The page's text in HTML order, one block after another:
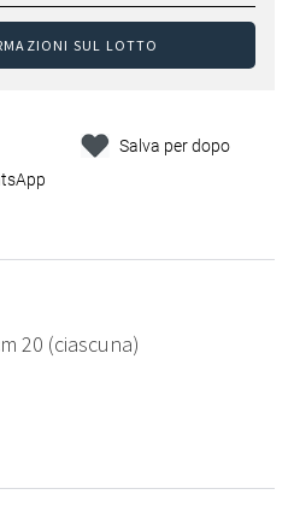
SUL LOTTO
Salva per dopo
20 (ciascuna)